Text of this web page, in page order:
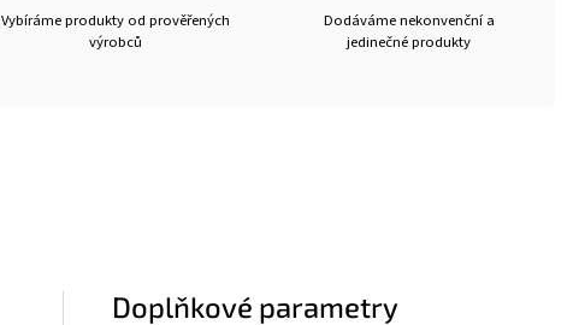
Vybíráme produkty od prověřených
výrobců
Dodáváme nekonvenční a
jedinečné produkty
Doplňkové parametry